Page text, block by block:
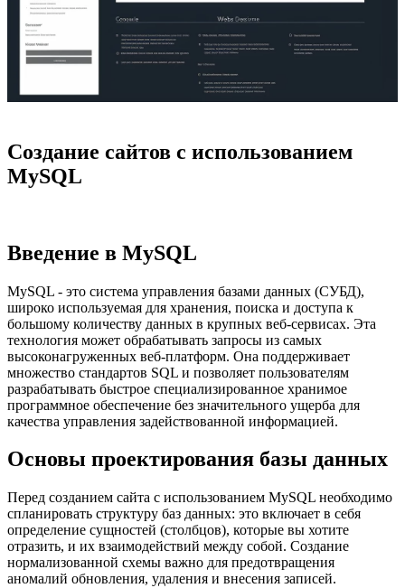
Создание сайтов с использованием
MySQL
Введение в MySQL
MySQL - это система управления базами данных (СУБД),
широко используемая для хранения, поиска и доступа к
большому количеству данных в крупных веб-сервисах. Эта
технология может обрабатывать запросы из самых
высоконагруженных веб-платформ. Она поддерживает
множество стандартов SQL и позволяет пользователям
разрабатывать быстрое специализированное хранимое
программное обеспечение без значительного ущерба для
качества управления задействованной информацией.
Основы проектирования базы данных
Перед созданием сайта с использованием MySQL необходимо
спланировать структуру баз данных: это включает в себя
определение сущностей (столбцов), которые вы хотите
отразить, и их взаимодействий между собой. Создание
нормализованной схемы важно для предотвращения
аномалий обновления, удаления и внесения записей.